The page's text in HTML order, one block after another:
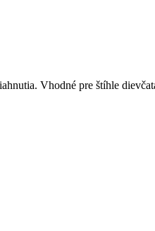
Vhodné pre štíhle